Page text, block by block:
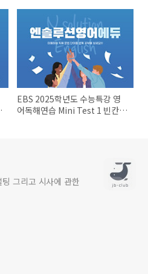
EBS 2025학년도 수능특강 영
어독해연습 Mini Test 1 빈칸문
그리고 시사에 관한